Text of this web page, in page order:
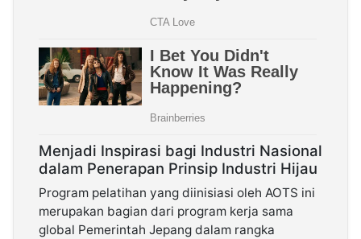
Menjadi Inspirasi bagi Industri Nasional
dalam Penerapan Prinsip Industri Hijau
Program pelatihan yang diinisiasi oleh AOTS ini
merupakan bagian dari program kerja sama
global Pemerintah Jepang dalam rangka